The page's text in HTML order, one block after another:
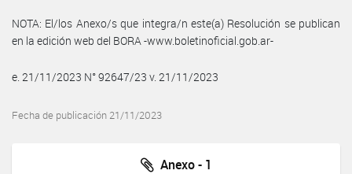
NOTA: El/los Anexo/s que integra/n este(a) Resolución se publican
en la edición web del BORA -www.boletinoficial.gob.ar-
e. 21/11/2023 N° 92647/23 v. 21/11/2023
Fecha de publicación 21/11/2023
Anexo - 1